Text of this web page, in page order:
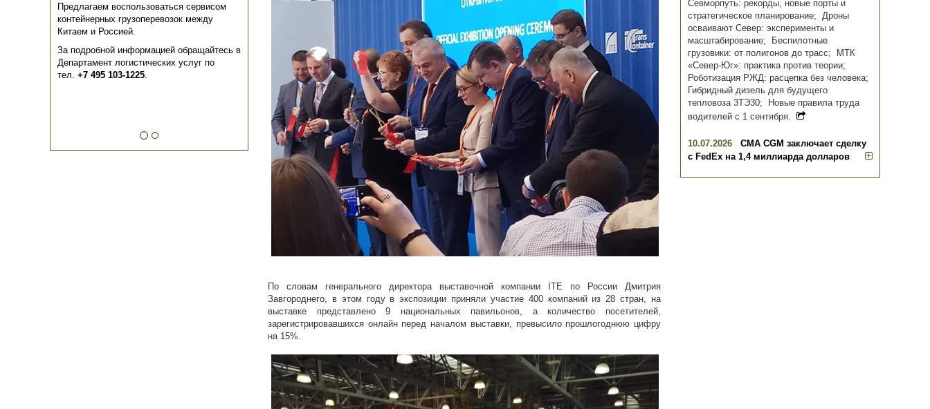
По словам генерального директора выставочной компании ITE по России Дмитрия
Завгороднего, в этом году в экспозиции приняли участие 400 компаний из 28 стран, на
выставке представлено 9 национальных павильонов, а количество посетителей,
зарегистрировавшихся онлайн перед началом выставки, превысило прошлогоднюю цифру
на 15%.
Севморпуть: рекорды, новые порты и
стратегическое планирование; Дроны
осваивают Север: эксперименты и
масштабирование; Беспилотные
грузовики: от полигонов до трасс; МТК
«Север-Юг»: практика против теории;
Роботизация РЖД: расцепка без человека;
Гибридный дизель для будущего
тепловоза 3ТЭ30; Новые правила труда
водителей с 1 сентября.
10.07.2026
CMA CGM заключает сделку
с FedEx на 1,4 миллиарда долларов
Предлагаем воспользоваться сервисом
контейнерных грузоперевозок между
Китаем и Россией.
За подробной информацией обращайтесь в
Департамент логистических услуг по
тел. +7 495 103-1225.